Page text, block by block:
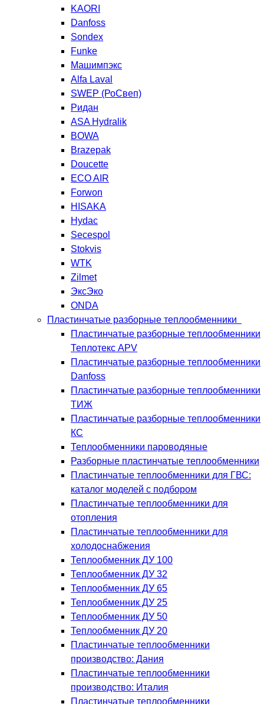
KAORI
Danfoss
Sondex
Funke
Машимпэкс
Alfa Laval
SWEP (РоСвеп)
Ридан
ASA Hydralik
BOWA
Brazepak
Doucette
ECO AIR
Forwon
HISAKA
Hydac
Secespol
Stokvis
WTK
Zilmet
ЭксЭко
ONDA
Пластинчатые разборные теплообменники
Пластинчатые разборные теплообменники
Теплотекс APV
Пластинчатые разборные теплообменники
Danfoss
Пластинчатые разборные теплообменники
ТИЖ
Пластинчатые разборные теплообменники
КC
Теплообменники пароводяные
Разборные пластинчатые теплообменники
Пластинчатые теплообменники для ГВС:
каталог моделей с подбором
Пластинчатые теплообменники для
отопления
Пластинчатые теплообменники для
холодоснабжения
Теплообменник ДУ 100
Теплообменник ДУ 32
Теплообменник ДУ 65
Теплообменник ДУ 25
Теплообменник ДУ 50
Теплообменник ДУ 20
Пластинчатые теплообменники
производство: Дания
Пластинчатые теплообменники
производство: Италия
Пластинчатые теплообменники